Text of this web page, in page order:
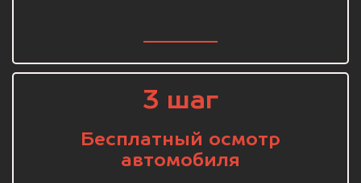
3 шаг
Бесплатный осмотр
автомобиля